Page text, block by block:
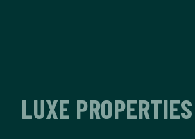
LUXE PROPERTIES